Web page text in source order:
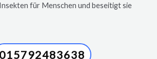
für Menschen und beseitigt sie
015792483638